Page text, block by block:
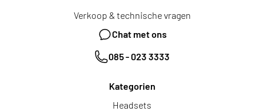
Verkoop & technische vragen
Chat met ons
085 - 023 3333
Kategorien
Headsets